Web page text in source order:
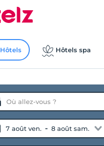
Hôtels Hôtels spa
7 août ven. - 8 août sam.